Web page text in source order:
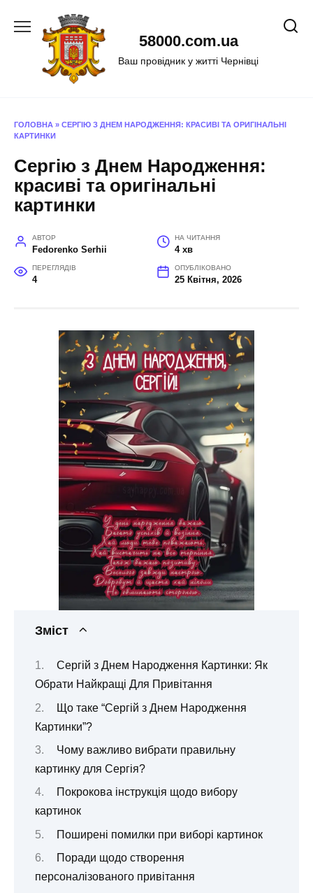
58000.com.ua
Ваш провідник у житті Чернівці
ГОЛОВНА » СЕРГІЮ З ДНЕМ НАРОДЖЕННЯ: КРАСИВІ ТА ОРИГІНАЛЬНІ
КАРТИНКИ
Сергію з Днем Народження:
красиві та оригінальні
картинки
АВТОР
Fedorenko Serhii
НА ЧИТАННЯ
4 хв
ПЕРЕГЛЯДІВ
4
ОПУБЛІКОВАНО
25 Квітня, 2026
Зміст
Сергій з Днем Народження Картинки: Як
Обрати Найкращі Для Привітання
Що таке “Сергій з Днем Народження
Картинки”?
Чому важливо вибрати правильну
картинку для Сергія?
Покрокова інструкція щодо вибору
картинок
Поширені помилки при виборі картинок
Поради щодо створення
персоналізованого привітання